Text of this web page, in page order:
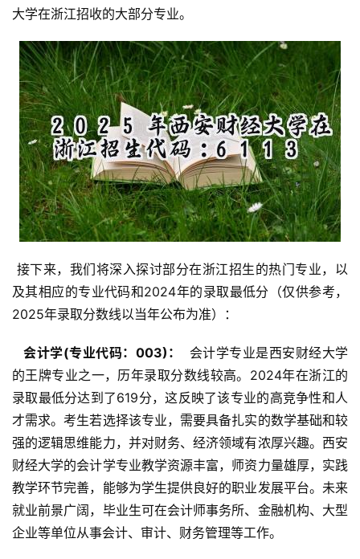
大学在浙江招收的大部分专业。
及其相应的专业代码和2024年的录取最低分（仅供参考，
2025年录取分数线以当年公布为准）：
  会计学(专业代码：003)：
会计学专业是西安财经大学
的王牌专业之一，历年录取分数线较高。2024年在浙江的
录取最低分达到了619分，这反映了该专业的高竞争性和人
才需求。考生若选择该专业，需要具备扎实的数学基础和较
强的逻辑思维能力，并对财务、经济领域有浓厚兴趣。西安
财经大学的会计学专业教学资源丰富，师资力量雄厚，实践
教学环节完善，能够为学生提供良好的职业发展平台。未来
就业前景广阔，毕业生可在会计师事务所、金融机构、大型
企业等单位从事会计、审计、财务管理等工作。